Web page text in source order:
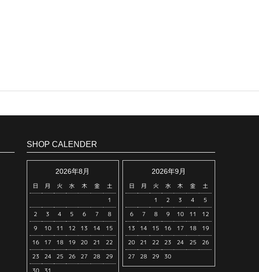
SHOP CALENDER
2026年8月
日
月 火 水 木 金
土
1
2
3 4 5 6 7
8
9
10 11 12 13 14
15
16
17 18 19 20 21
22
23
24 25 26 27 28
29
2026年9月
日
月 火 水 木 金
土
1
2 3 4
5
6
7 8 9 10 11
12
13
14 15 16 17 18
19
20
21 22 23 24 25
26
27
28 29 30